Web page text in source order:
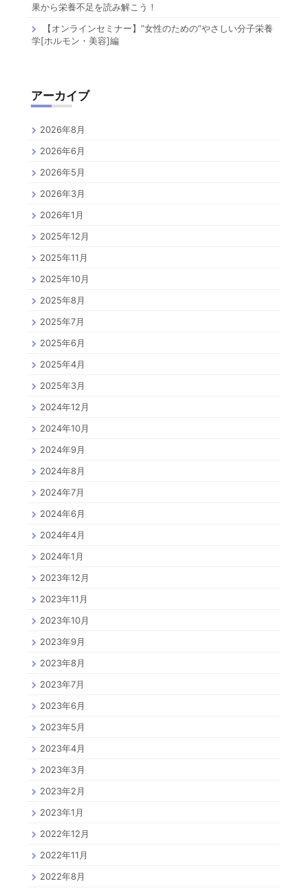
果から栄養不足を読み解こう！
【オンラインセミナー】”女性のための”やさしい分子栄養
学[ホルモン・美容]編
アーカイブ
2026年8月
2026年6月
2026年5月
2026年3月
2026年1月
2025年12月
2025年11月
2025年10月
2025年8月
2025年7月
2025年6月
2025年4月
2025年3月
2024年12月
2024年10月
2024年9月
2024年8月
2024年7月
2024年6月
2024年4月
2024年1月
2023年12月
2023年11月
2023年10月
2023年9月
2023年8月
2023年7月
2023年6月
2023年5月
2023年4月
2023年3月
2023年2月
2023年1月
2022年12月
2022年11月
2022年8月